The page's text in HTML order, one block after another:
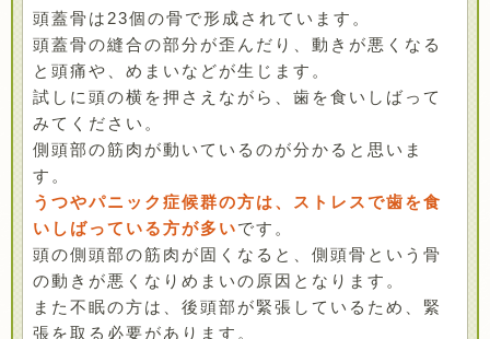
頭蓋骨は23個の骨で形成されています。
頭蓋骨の縫合の部分が歪んだり、動きが悪くなる
と頭痛や、めまいなどが生じます。
試しに頭の横を押さえながら、歯を食いしばって
みてください。
側頭部の筋肉が動いているのが分かると思いま
す。
うつやパニック症候群の方は、ストレスで歯を食
いしばっている方が多いです。
頭の側頭部の筋肉が固くなると、側頭骨という骨
の動きが悪くなりめまいの原因となります。
また不眠の方は、後頭部が緊張しているため、緊
張を取る必要があります。